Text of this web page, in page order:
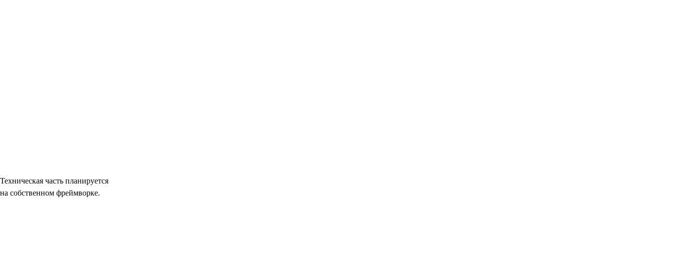
Техническая часть планируется
на собственном фреймворке.